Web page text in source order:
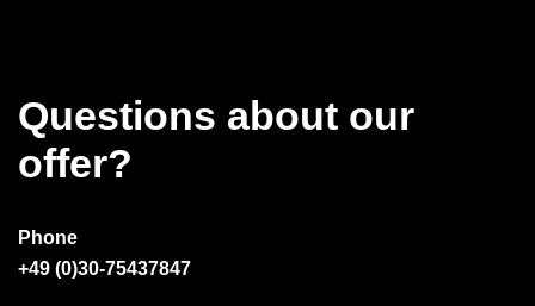
Questions about our
offer?
Phone
+49 (0)30-75437847